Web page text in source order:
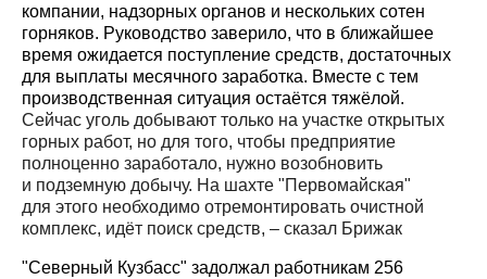
компании, надзорных органов и нескольких сотен
горняков. Руководство заверило, что в ближайшее
время ожидается поступление средств, достаточных
для выплаты месячного заработка. Вместе с тем
производственная ситуация остаётся тяжёлой.
Сейчас уголь добывают только на участке открытых
горных работ, но для того, чтобы предприятие
полноценно заработало, нужно возобновить
и подземную добычу. На шахте "Первомайская"
для этого необходимо отремонтировать очистной
комплекс, идёт поиск средств, – сказал Брижак
"Северный Кузбасс" задолжал работникам 256